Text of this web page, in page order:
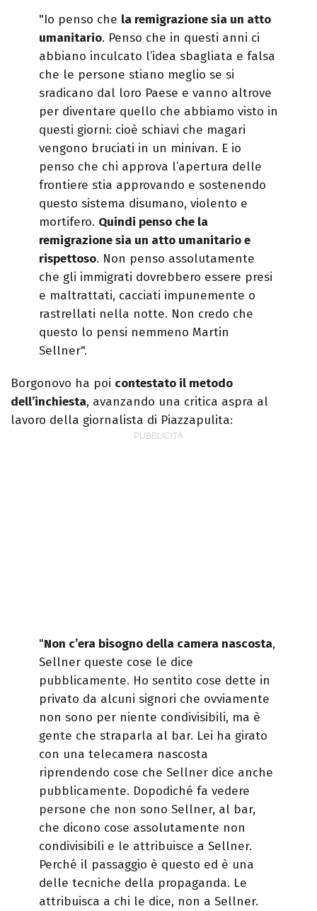
"Io penso che la remigrazione sia un atto
umanitario. Penso che in questi anni ci
abbiano inculcato l’idea sbagliata e falsa
che le persone stiano meglio se si
sradicano dal loro Paese e vanno altrove
per diventare quello che abbiamo visto in
questi giorni: cioè schiavi che magari
vengono bruciati in un minivan. E io
penso che chi approva l’apertura delle
frontiere stia approvando e sostenendo
questo sistema disumano, violento e
mortifero. Quindi penso che la
remigrazione sia un atto umanitario e
rispettoso. Non penso assolutamente
che gli immigrati dovrebbero essere presi
e maltrattati, cacciati impunemente o
rastrellati nella notte. Non credo che
questo lo pensi nemmeno Martin
Sellner".
Borgonovo ha poi contestato il metodo
dell’inchiesta, avanzando una critica aspra al
lavoro della giornalista di Piazzapulita:
"Non c’era bisogno della camera nascosta,
Sellner queste cose le dice
pubblicamente. Ho sentito cose dette in
privato da alcuni signori che ovviamente
non sono per niente condivisibili, ma è
gente che straparla al bar. Lei ha girato
con una telecamera nascosta
riprendendo cose che Sellner dice anche
pubblicamente. Dopodiché fa vedere
persone che non sono Sellner, al bar,
che dicono cose assolutamente non
condivisibili e le attribuisce a Sellner.
Perché il passaggio è questo ed è una
delle tecniche della propaganda. Le
attribuisca a chi le dice, non a Sellner.